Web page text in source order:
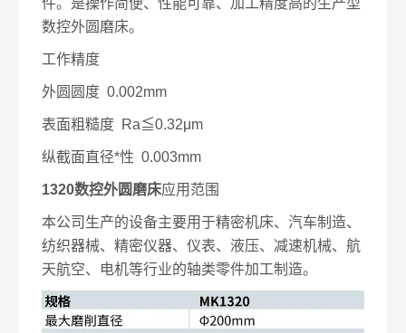
件。是操作简便、性能可靠、加工精度高的生产型
数控外圆磨床。
工作精度
外圆圆度 0.002mm
表面粗糙度 Ra≦0.32μm
纵截面直径*性 0.003mm
1320数控外圆磨床应用范围
本公司生产的设备主要用于精密机床、汽车制造、
纺织器械、精密仪器、仪表、液压、减速机械、航
天航空、电机等行业的轴类零件加工制造。